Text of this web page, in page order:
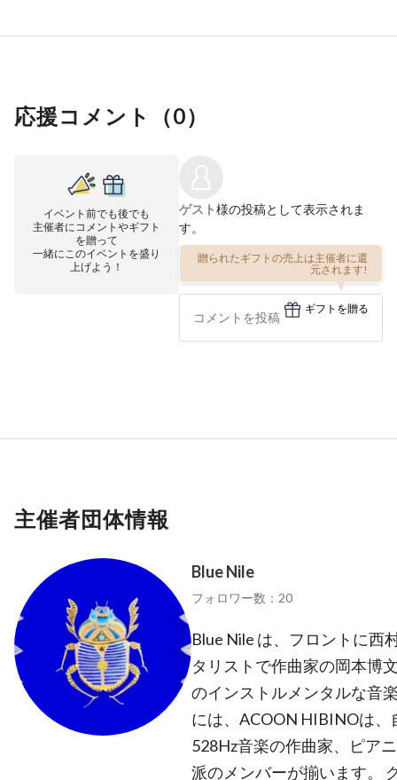
応援コメント（0）
イベント前でも後でも
主催者にコメントやギフト
を贈って
一緒にこのイベントを盛り
上げよう！
ゲスト様の投稿として表示されま
す。
贈られたギフトの売上は主催者に還
元されます!
ギフトを贈る
主催者団体情報
Blue Nile
フォロワー数：20
Blue Nile は、フロントに西
タリストで作曲家の岡本博
のインストルメンタルな音
には、ACOON HIBINOは
528Hz音楽の作曲家、ピア
派のメンバーが揃います。